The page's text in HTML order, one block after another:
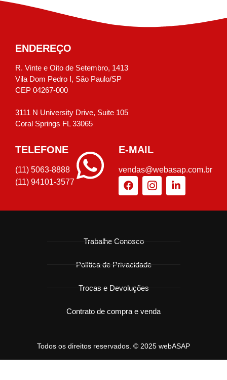
ENDEREÇO
R. Vinte e Oito de Setembro, 1413
Vila Dom Pedro I, São Paulo/SP
CEP 04267-000
3111 N University Drive, Suite 105
Coral Springs FL 33065
TELEFONE
(11) 5063-8888
(11) 94101-3577
E-MAIL
vendas@webasap.com.br
Todos os direitos reservados. © 2025 webASAP
Trabalhe Conosco
Política de Privacidade
Trocas e Devoluções
Contrato de compra e venda